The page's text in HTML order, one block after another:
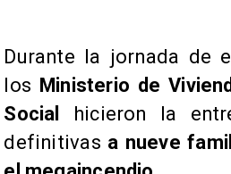
Durante la jornada de
los Ministerio de
Social
hicieron la
definitivas a nueve